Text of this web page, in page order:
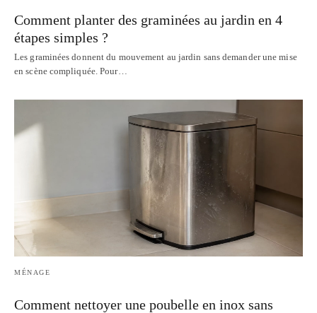
Comment planter des graminées au jardin en 4
étapes simples ?
Les graminées donnent du mouvement au jardin sans demander une mise
en scène compliquée. Pour…
MÉNAGE
Comment nettoyer une poubelle en inox sans